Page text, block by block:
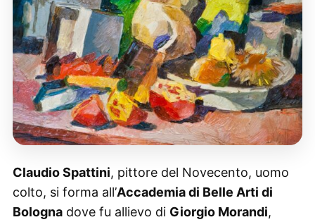
Claudio Spattini, pittore del Novecento, uomo
colto, si forma all’Accademia di Belle Arti di
Bolognadove fu allievo di Giorgio Morandi,